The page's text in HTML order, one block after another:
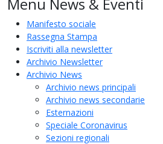
Menu News & Eventi
Manifesto sociale
Rassegna Stampa
Iscriviti alla newsletter
Archivio Newsletter
Archivio News
Archivio news principali
Archivio news secondarie
Esternazioni
Speciale Coronavirus
Sezioni regionali